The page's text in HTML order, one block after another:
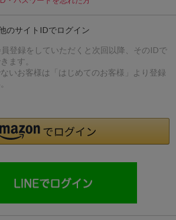
のサイトIDでログイン
登録をしていただくと次回以降、そのIDで
ます。
いお客様は「はじめてのお客様」より登録